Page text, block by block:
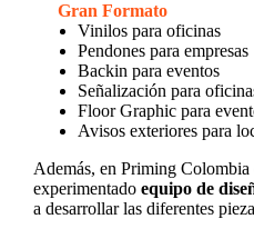
Gran Formato
Vinilos para oficinas
Pendones para empresas
Backin para eventos
Señalización para
Floor Graphic para
Avisos exteriores para
Además, en Priming Colombia
experimentado equipo de
a desarrollar las diferentes